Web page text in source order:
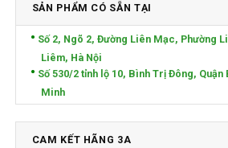
SẢN PHẨM CÓ SẴN TẠI
Số 2, Ngõ 2, Đường Liên Mạc, Phường
Liêm, Hà Nội
Số 530/2 tỉnh lộ 10, Bình Trị Đông, Quận
Minh
CAM KẾT HÃNG 3A